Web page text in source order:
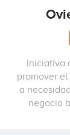
Iniciativa
promover
a
negocio